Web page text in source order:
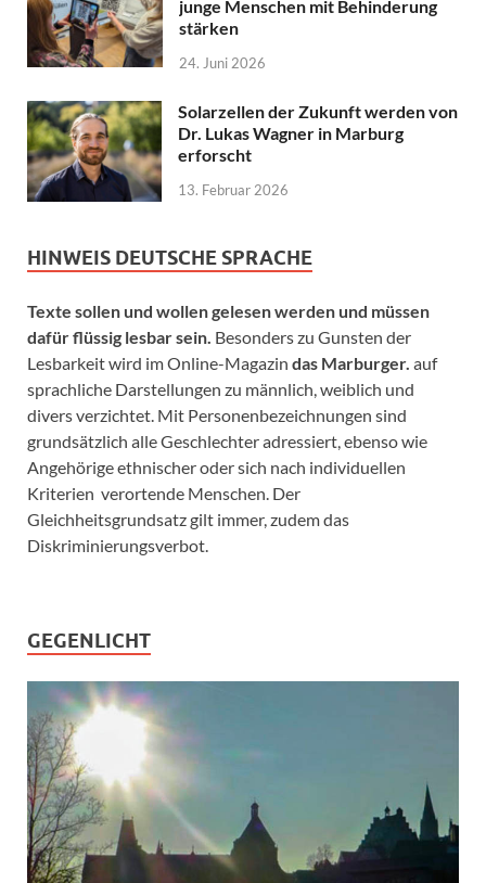
junge Menschen mit Behinderung
stärken
24. Juni 2026
Solarzellen der Zukunft werden von
Dr. Lukas Wagner in Marburg
erforscht
13. Februar 2026
HINWEIS DEUTSCHE SPRACHE
Texte sollen und wollen gelesen werden und müssen
dafür flüssig lesbar sein. Besonders zu Gunsten der
Lesbarkeit wird im Online-Magazin das Marburger. auf
sprachliche Darstellungen zu männlich, weiblich und
divers verzichtet. Mit Personenbezeichnungen sind
grundsätzlich alle Geschlechter adressiert, ebenso wie
Angehörige ethnischer oder sich nach individuellen
Kriterien verortende Menschen. Der
Gleichheitsgrundsatz gilt immer, zudem das
Diskriminierungsverbot.
GEGENLICHT